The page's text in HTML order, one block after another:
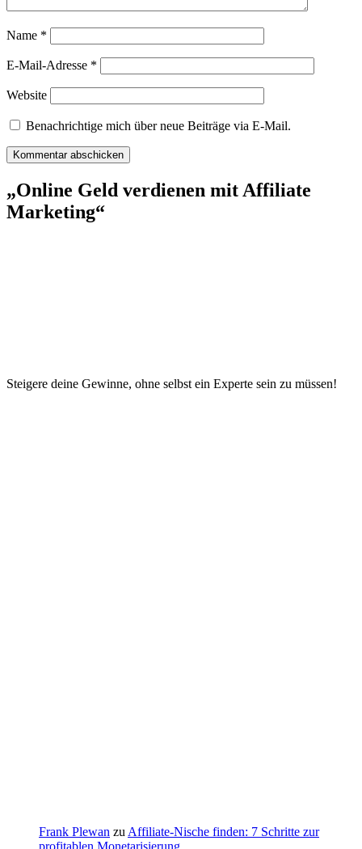
Name *
E-Mail-Adresse *
Website
Benachrichtige mich über neue Beiträge via E-Mail.
„Online Geld verdienen mit Affiliate
Marketing“
Steigere deine Gewinne, ohne selbst ein Experte sein zu müssen!
Frank Plewan zu Affiliate-Nische finden: 7 Schritte zur
profitablen Monetarisierung